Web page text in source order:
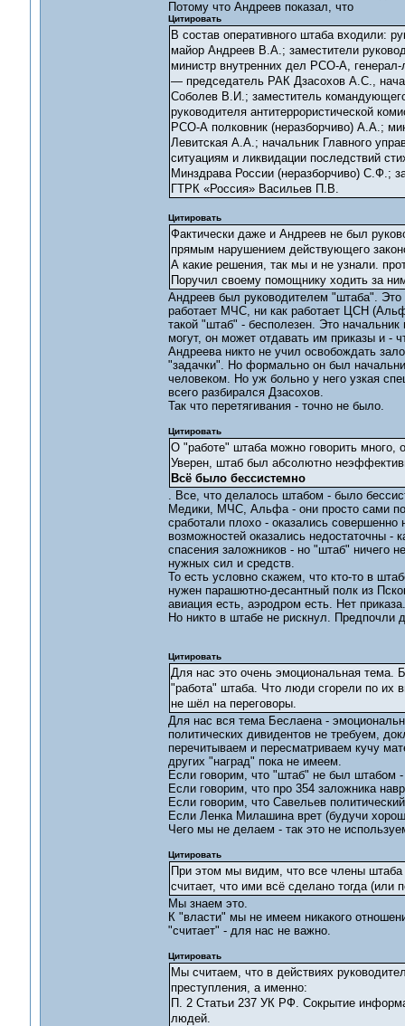
Потому что Андреев показал, что
Цитировать
В состав оперативного штаба входили:
майор Андреев В.А.; заместители
министр внутренних дел РСО-А,
— председатель РАК Дзасохов А.С.,
Соболев В.И.; заместитель
руководителя антитеррористической
РСО-А полковник (неразборчиво) А.А.;
Левитская А.А.; начальник Главного
ситуациям и ликвидации последствий
Минздрава России (неразборчиво) С.Ф.;
ГТРК «Россия» Васильев П.В.
Цитировать
Фактически даже и Андреев не был
прямым нарушением действующего
А какие решения, так мы и не узнали.
Поручил своему помощнику ходить за
Андреев был руководителем "штаба". Это
работает МЧС, ни как работает ЦСН
такой "штаб" - бесполезен. Это начальник
могут, он может отдавать им приказы и -
Андреева никто не учил освобождать
"задачки". Но формально он был
человеком. Но уж больно у него узкая
всего разбирался Дзасохов.
Так что перетягивания - точно не было.
Цитировать
О "работе" штаба можно говорить много,
Уверен, штаб был абсолютно
Всё было бессистемно
. Все, что делалось штабом - было
Медики, МЧС, Альфа - они просто сами по
сработали плохо - оказались
возможностей оказались недостаточны -
спасения заложников - но "штаб" ничего
нужных сил и средств.
То есть условно скажем, что кто-то в
нужен парашютно-десантный полк из
авиация есть, аэродром есть. Нет приказа.
Но никто в штабе не рискнул. Предпочли
Цитировать
Для нас это очень эмоциональная тема.
"работа" штаба. Что люди сгорели по их
не шёл на переговоры.
Для нас вся тема Беслаена -
политических дивидентов не требуем,
перечитываем и пересматриваем кучу
других "наград" пока не имеем.
Если говорим, что "штаб" не был штабом
Если говорим, что про 354 заложника
Если говорим, что Савельев
Если Ленка Милашина врет (будучи
Чего мы не делаем - так это не
Цитировать
При этом мы видим, что все члены
считает, что ими всё сделано тогда (или
Мы знаем это.
К "власти" мы не имеем никакого
"считает" - для нас не важно.
Цитировать
Мы считаем, что в действиях
преступления, а именно:
П. 2 Статьи 237 УК РФ. Сокрытие
людей.